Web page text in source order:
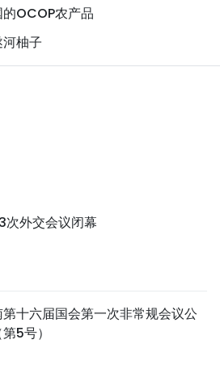
OCOP农产品
柚子
次外交会议闭幕
第十六届国会第一次非常规会议公
5号）